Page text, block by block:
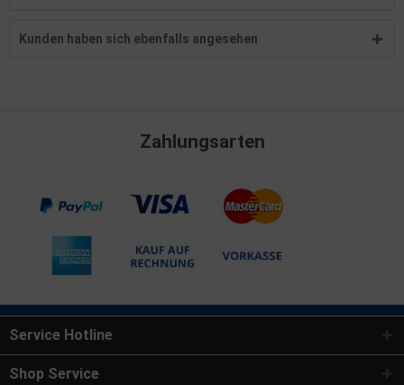
Kunden haben sich ebenfalls angesehen
Zahlungsarten
Service Hotline
Shop Service